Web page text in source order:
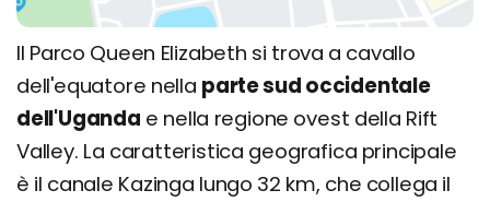
Il Parco Queen Elizabeth si trova a cavallo
dell'equatore nella parte sud occidentale
dell'Uganda e nella regione ovest della Rift
Valley. La caratteristica geografica principale
è il canale Kazinga lungo 32 km, che collega il